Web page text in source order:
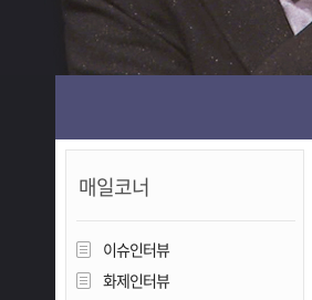
매일코너
이슈인터뷰
화제인터뷰